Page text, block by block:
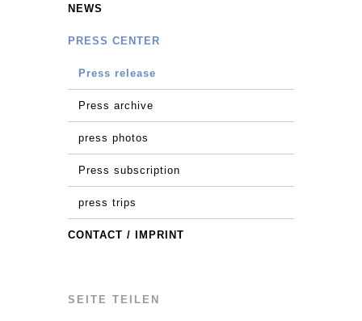
NEWS
PRESS CENTER
Press release
Press archive
press photos
Press subscription
press trips
CONTACT / IMPRINT
SEITE TEILEN